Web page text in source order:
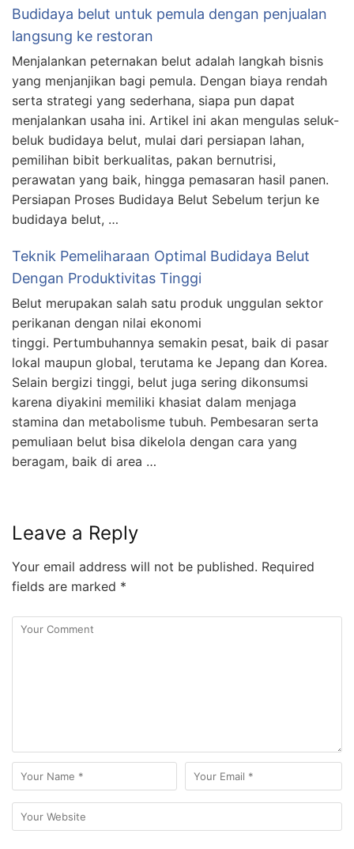
Budidaya belut untuk pemula dengan penjualan
langsung ke restoran
Menjalankan peternakan belut adalah langkah bisnis
yang menjanjikan bagi pemula. Dengan biaya rendah
serta strategi yang sederhana, siapa pun dapat
menjalankan usaha ini. Artikel ini akan mengulas seluk-
beluk budidaya belut, mulai dari persiapan lahan,
pemilihan bibit berkualitas, pakan bernutrisi,
perawatan yang baik, hingga pemasaran hasil panen.
Persiapan Proses Budidaya Belut Sebelum terjun ke
budidaya belut, …
Teknik Pemeliharaan Optimal Budidaya Belut
Dengan Produktivitas Tinggi
Belut merupakan salah satu produk unggulan sektor
perikanan dengan nilai ekonomi
tinggi. Pertumbuhannya semakin pesat, baik di pasar
lokal maupun global, terutama ke Jepang dan Korea.
Selain bergizi tinggi, belut juga sering dikonsumsi
karena diyakini memiliki khasiat dalam menjaga
stamina dan metabolisme tubuh. Pembesaran serta
pemuliaan belut bisa dikelola dengan cara yang
beragam, baik di area …
Leave a Reply
Your email address will not be published. Required
fields are marked *